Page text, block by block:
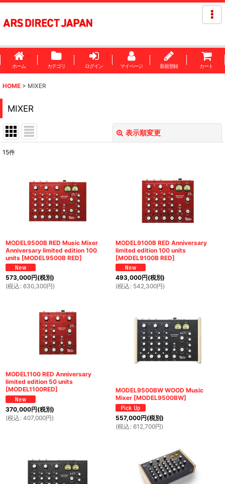
ホーム カテゴリ ログイン マイページ 新規登録 カート
HOME > MIXER
MIXER
表示順変更
15件
MODEL9500B RED Music Mixer
Anniversary limited edition 100
units [MODEL9500B RED]
573,000円(税別)
(税込 : 630,300円)
MODEL9100B RED Anniversary
limited edition 100 units
[MODEL9100B RED]
493,000円(税別)
(税込 : 542,300円)
MODEL1100 RED Anniversary
limited edition 50 units
[MODEL1100RED]
370,000円(税別)
(税込 : 407,000円)
MODEL9500BW WOOD Music
Mixer [MODEL9500BW]
557,000円(税別)
(税込 : 612,700円)